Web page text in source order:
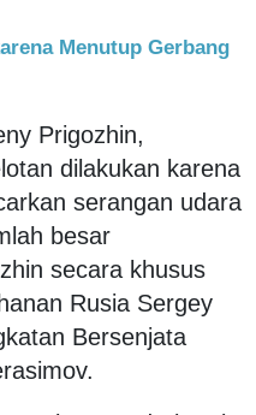
Menutup Gerbang
Prigozhin,
dilakukan karena
serangan udara
besar
secara khusus
Rusia Sergey
Bersenjata